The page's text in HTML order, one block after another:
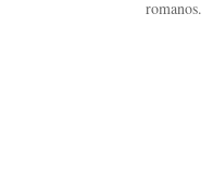
romanos.